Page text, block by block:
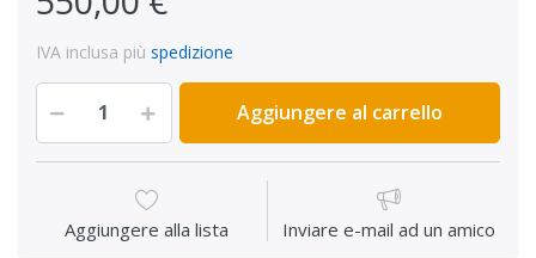
IVA inclusa più spedizione
Aggiungere al carrello
Aggiungere alla lista Inviare e-mail ad un amico